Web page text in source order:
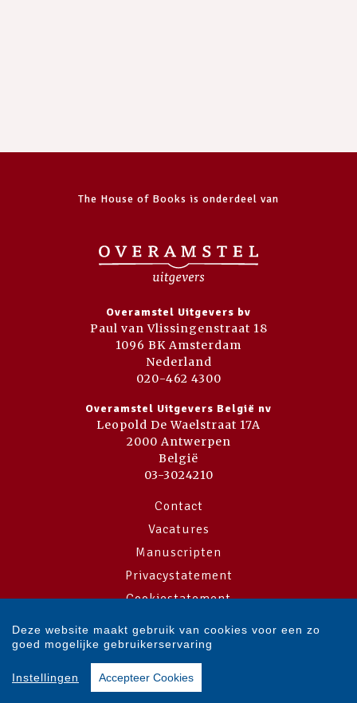
The House of Books is onderdeel van
Overamstel Uitgevers bv
Paul van Vlissingenstraat 18
1096 BK Amsterdam
Nederland
020-462 4300
Overamstel Uitgevers België nv
Leopold De Waelstraat 17A
2000 Antwerpen
België
03-3024210
Contact
Vacatures
Manuscripten
Privacystatement
Cookiestatement
Cookie-instellingen
Copyright © 2007-2026 Overamstel Uitgevers - Alle rechten voorbehouden
- Ontwerp door
Deze website maakt gebruik van cookies voor een zo
goed mogelijke gebruikerservaring
Instellingen Accepteer Cookies